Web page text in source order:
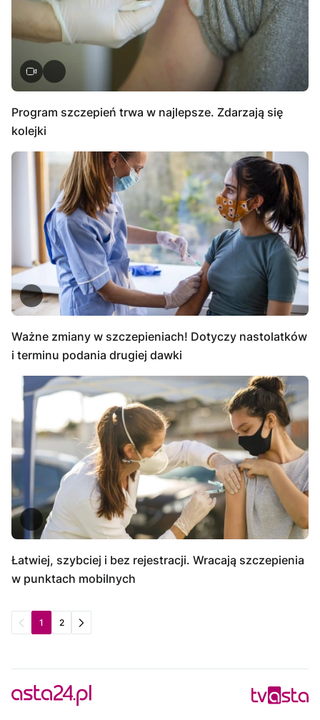
Program szczepień trwa w najlepsze. Zdarzają się
kolejki
Ważne zmiany w szczepieniach! Dotyczy nastolatków
i terminu podania drugiej dawki
Łatwiej, szybciej i bez rejestracji. Wracają szczepienia
w punktach mobilnych
1 2